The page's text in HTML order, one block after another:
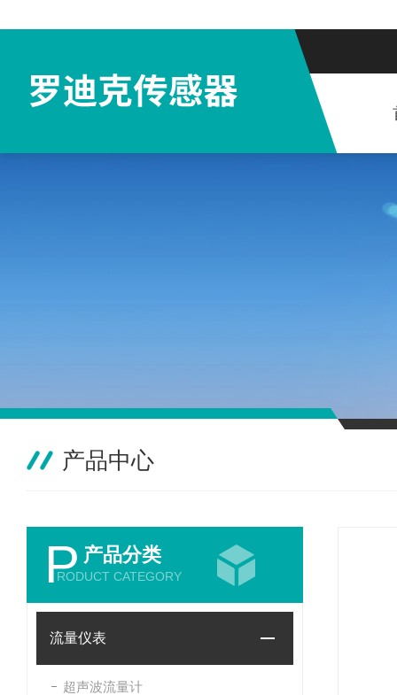
产品中心
P 产品分类
RODUCT CATEGORY
流量仪表
超声波流量计